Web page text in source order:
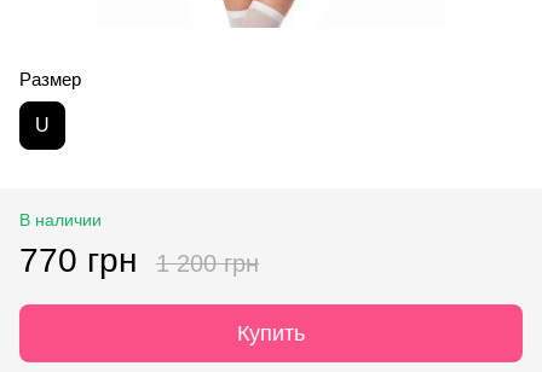
Размер
U
В наличии
770 грн 1 200 грн
Купить